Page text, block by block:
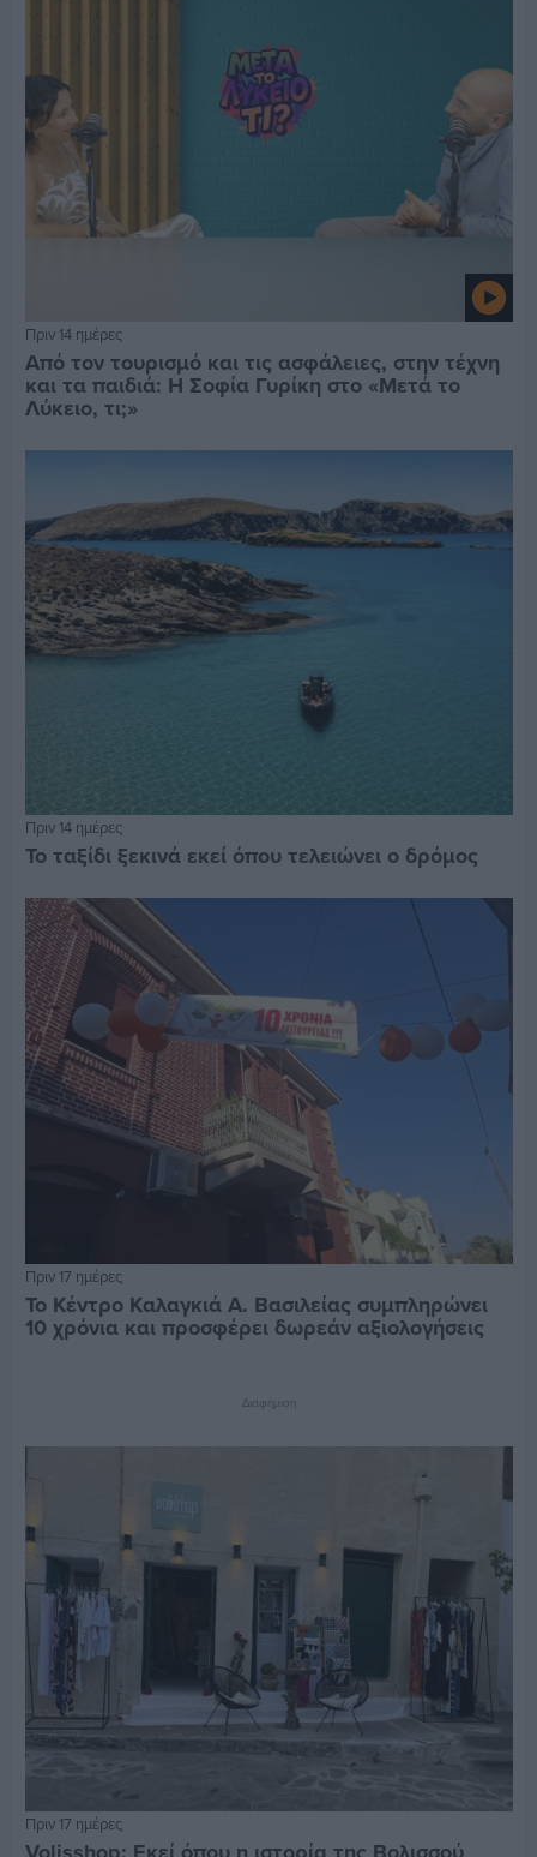
Πριν 14 ημέρες
Από τον τουρισμό και τις ασφάλειες, στην τέχνη
και τα παιδιά: Η Σοφία Γυρίκη στο «Μετά το
Λύκειο, τι;»
Πριν 14 ημέρες
Το ταξίδι ξεκινά εκεί όπου τελειώνει ο δρόμος
Πριν 17 ημέρες
Το Κέντρο Καλαγκιά Α. Βασιλείας συμπληρώνει
10 χρόνια και προσφέρει δωρεάν αξιολογήσεις
Διαφήμιση
Πριν 17 ημέρες